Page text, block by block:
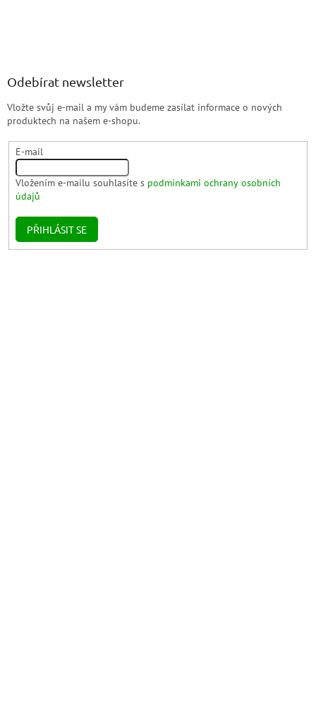
Odebírat newsletter
Vložte svůj e-mail a my vám budeme zasílat informace o nových
produktech na našem e-shopu.
E-mail
Vložením e-mailu souhlasíte s podmínkami ochrany osobních
údajů
PŘIHLÁSIT SE